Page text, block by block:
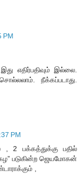
PM
எதிர்பதிவும் இல்லை.
நீக்கப்படாது.
PM
2 பக்கத்துக்கு பதில்
படுகின்ற ஜெயமோகன்
,